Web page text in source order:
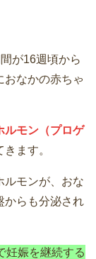
が16週頃から
おなかの赤ちゃ
ルモン（プロゲ
ます。
ルモンが、おな
からも分泌され
妊娠を継続する